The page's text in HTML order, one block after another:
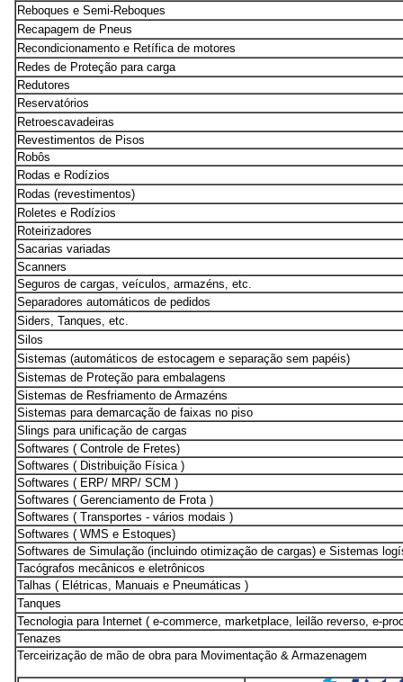
Reboques e Semi-Reboques
Recapagem de Pneus
Recondicionamento e Retífica de motores
Redes de Proteção para carga
Redutores
Reservatórios
Retroescavadeiras
Revestimentos de Pisos
Robôs
Rodas e Rodízios
Rodas (revestimentos)
Roletes e Rodízios
Roteirizadores
Sacarias variadas
Scanners
Seguros de cargas, veículos, armazéns, etc.
Separadores automáticos de pedidos
Siders, Tanques, etc.
Silos
Sistemas (automáticos de estocagem e separação sem papéis)
Sistemas de Proteção para embalagens
Sistemas de Resfriamento de Armazéns
Sistemas para demarcação de faixas no piso
Slings para unificação de cargas
Softwares ( Controle de Fretes)
Softwares ( Distribuição Física )
Softwares ( ERP/ MRP/ SCM )
Softwares ( Gerenciamento de Frota )
Softwares ( Transportes - vários modais )
Softwares ( WMS e Estoques)
Softwares de Simulação (incluindo otimização de cargas) e Sistemas
Tacógrafos mecânicos e eletrônicos
Talhas ( Elétricas, Manuais e Pneumáticas )
Tanques
Tecnologia para Internet ( e-commerce, marketplace, leilão reverso, e-
Tenazes
Terceirização de mão de obra para Movimentação & Armazenagem